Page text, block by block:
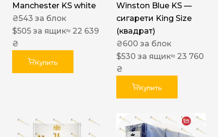
Manchester KS white
₴543 за блок
$505 за ящик≈ 22 639
₴
Купить
Winston Blue KS —
сигарети King Size
(квадрат)
₴600 за блок
$530 за ящик≈ 23 760
₴
Купить